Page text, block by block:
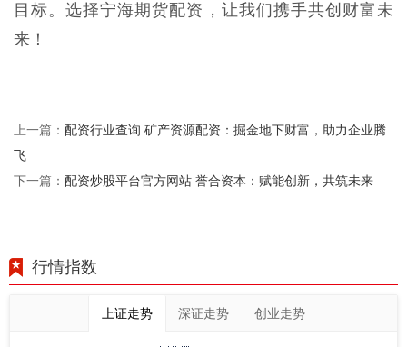
目标。选择宁海期货配资，让我们携手共创财富未
来！
上一篇： 配资行业查询 矿产资源配资：掘金地下财富，助力企业腾
飞
下一篇： 配资炒股平台官方网站 誉合资本：赋能创新，共筑未来
行情指数
上证走势 深证走势 创业走势